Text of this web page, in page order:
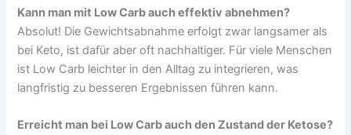
Kann man mit Low Carb auch effektiv abnehmen?
Absolut! Die Gewichtsabnahme erfolgt zwar langsamer als
bei Keto, ist dafür aber oft nachhaltiger. Für viele Menschen
ist Low Carb leichter in den Alltag zu integrieren, was
langfristig zu besseren Ergebnissen führen kann.
Erreicht man bei Low Carb auch den Zustand der Ketose?